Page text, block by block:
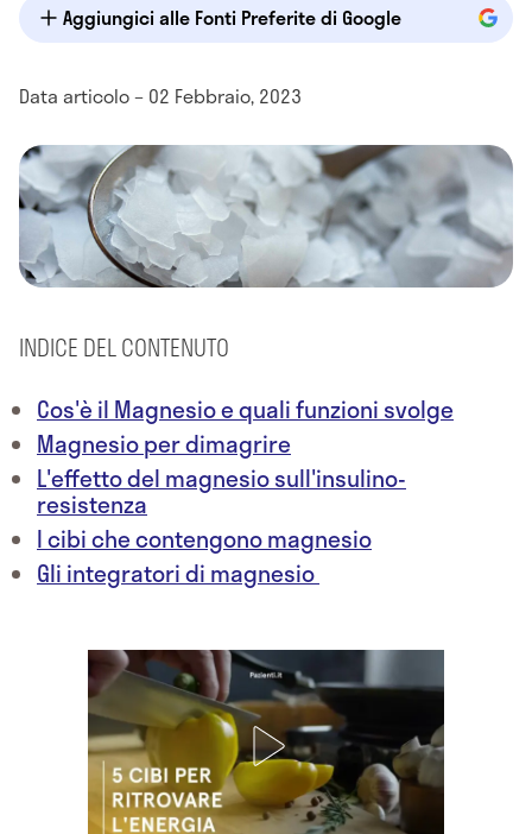
Aggiungici alle Fonti Preferite di Google
Data articolo – 02 Febbraio, 2023
INDICE DEL CONTENUTO
Cos'è il Magnesio e quali funzioni svolge
Magnesio per dimagrire
L'effetto del magnesio sull'insulino-
resistenza
I cibi che contengono magnesio
Gli integratori di magnesio